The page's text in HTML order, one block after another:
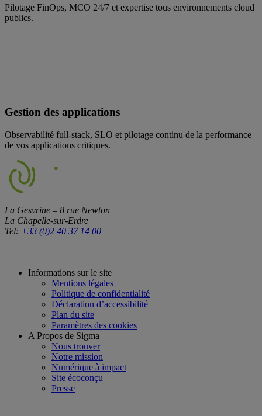
Pilotage FinOps, MCO 24/7 et expertise tous environnements cloud
publics.
Gestion des applications
Observabilité full-stack, SLO et pilotage continu de la performance
de vos applications critiques.
La Gesvrine – 8 rue Newton
La Chapelle-sur-Erdre
Tel: +33 (0)2 40 37 14 00
Informations sur le site
Mentions légales
Politique de confidentialité
Déclaration d’accessibilité
Plan du site
Paramètres des cookies
A Propos de Sigma
Nous trouver
Notre mission
Numérique à impact
Site écoconçu
Presse